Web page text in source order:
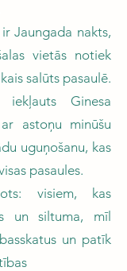
Jaungada nakts,
vietās notiek
salūts pasaulē.
Ginesa
astoņu minūšu
uguņošanu, kas
pasaules.
visiem, kas
un siltuma, mīl
un patīk